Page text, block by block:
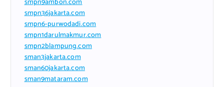
smpn36jakarta.com
smpn6-purwodadi.com
smpn1darulmakmur.com
smpn2blampung.com
sman3jakarta.com
sman60jakarta.com
sman9mataram.com